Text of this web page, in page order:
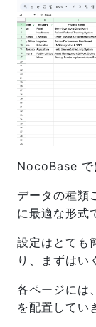
NocoBase で
データの種類
に最適な形式
設定はとても
り、まずはい
各ページには
を配置してい